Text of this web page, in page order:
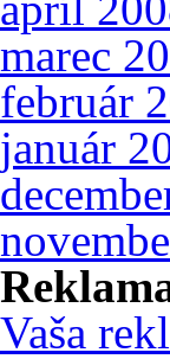
marec
február
január
Vaša